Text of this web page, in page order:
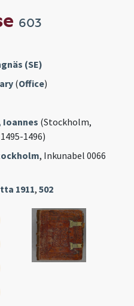
603
(SE)
(Office)
Ioannes (Stockholm,
1496)
, Inkunabel 0066
1911,502